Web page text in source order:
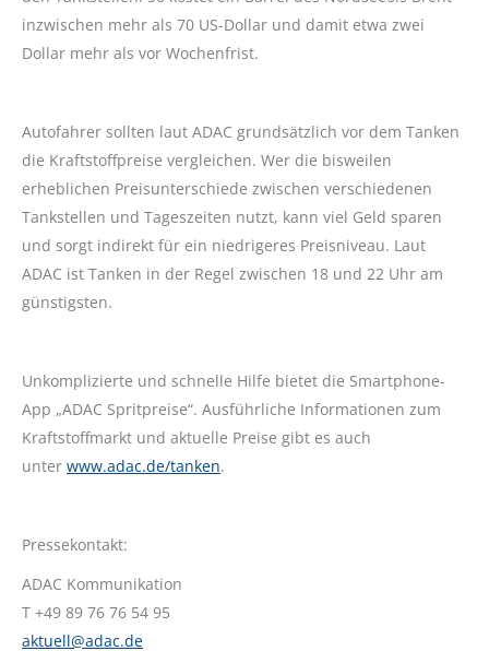
inzwischen mehr als 70 US-Dollar und damit etwa zwei
Dollar mehr als vor Wochenfrist.
Autofahrer sollten laut ADAC grundsätzlich vor dem Tanken
die Kraftstoffpreise vergleichen. Wer die bisweilen
erheblichen Preisunterschiede zwischen verschiedenen
Tankstellen und Tageszeiten nutzt, kann viel Geld sparen
und sorgt indirekt für ein niedrigeres Preisniveau. Laut
ADAC ist Tanken in der Regel zwischen 18 und 22 Uhr am
günstigsten.
Unkomplizierte und schnelle Hilfe bietet die Smartphone-
App „ADAC Spritpreise“. Ausführliche Informationen zum
Kraftstoffmarkt und aktuelle Preise gibt es auch
unter www.adac.de/tanken.
Pressekontakt:
ADAC Kommunikation
T +49 89 76 76 54 95
aktuell@adac.de